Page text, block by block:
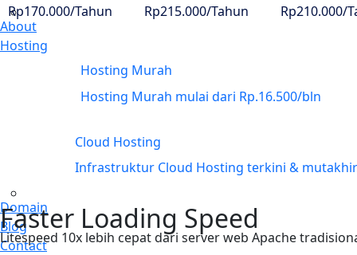
About
Hosting
Hosting Murah
Hosting Murah mulai dari Rp.16.500/bln
Cloud Hosting
Infrastruktur Cloud Hosting terkini & mutakhir
Domain
Blog
Contact
Rp170.000/Tahun Rp215.000/Tahun Rp210.000/
Faster Loading Speed
Litespeed 10x lebih cepat dari server web Apache